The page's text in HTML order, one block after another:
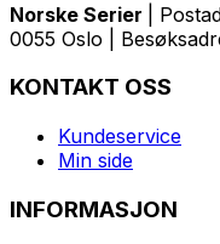
Norske Serier
|
0055 Oslo |
KONTAKT OSS
Kundeservice
Min side
INFORMASJON